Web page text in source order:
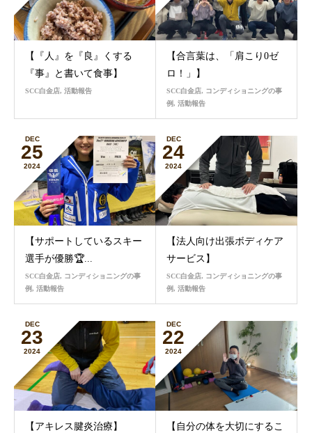
【『人』を『良』くする
『事』と書いて食事】
SCC白金店, 活動報告
【合言葉は、「肩こり0ゼ
ロ！」】
SCC白金店, コンディショニングの事
例, 活動報告
DEC
25
2024
【サポートしているスキー
選手が優勝🏆...
SCC白金店, コンディショニングの事
例, 活動報告
DEC
24
2024
【法人向け出張ボディケア
サービス】
SCC白金店, コンディショニングの事
例, 活動報告
DEC
23
2024
【アキレス腱炎治療】
DEC
22
2024
【自分の体を大切にするこ